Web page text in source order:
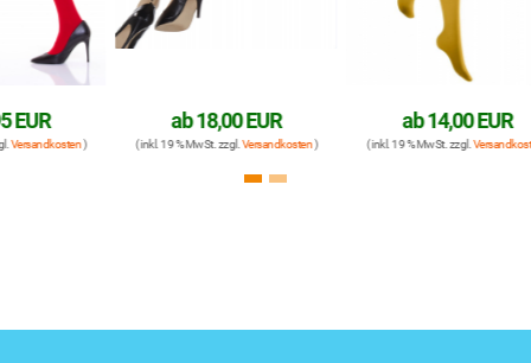
)
18,00 EUR
( inkl. 19 % MwSt. zzgl.Versandkosten)
14,00 EUR
( inkl. 19 % MwSt. zzgl.Versandkosten)